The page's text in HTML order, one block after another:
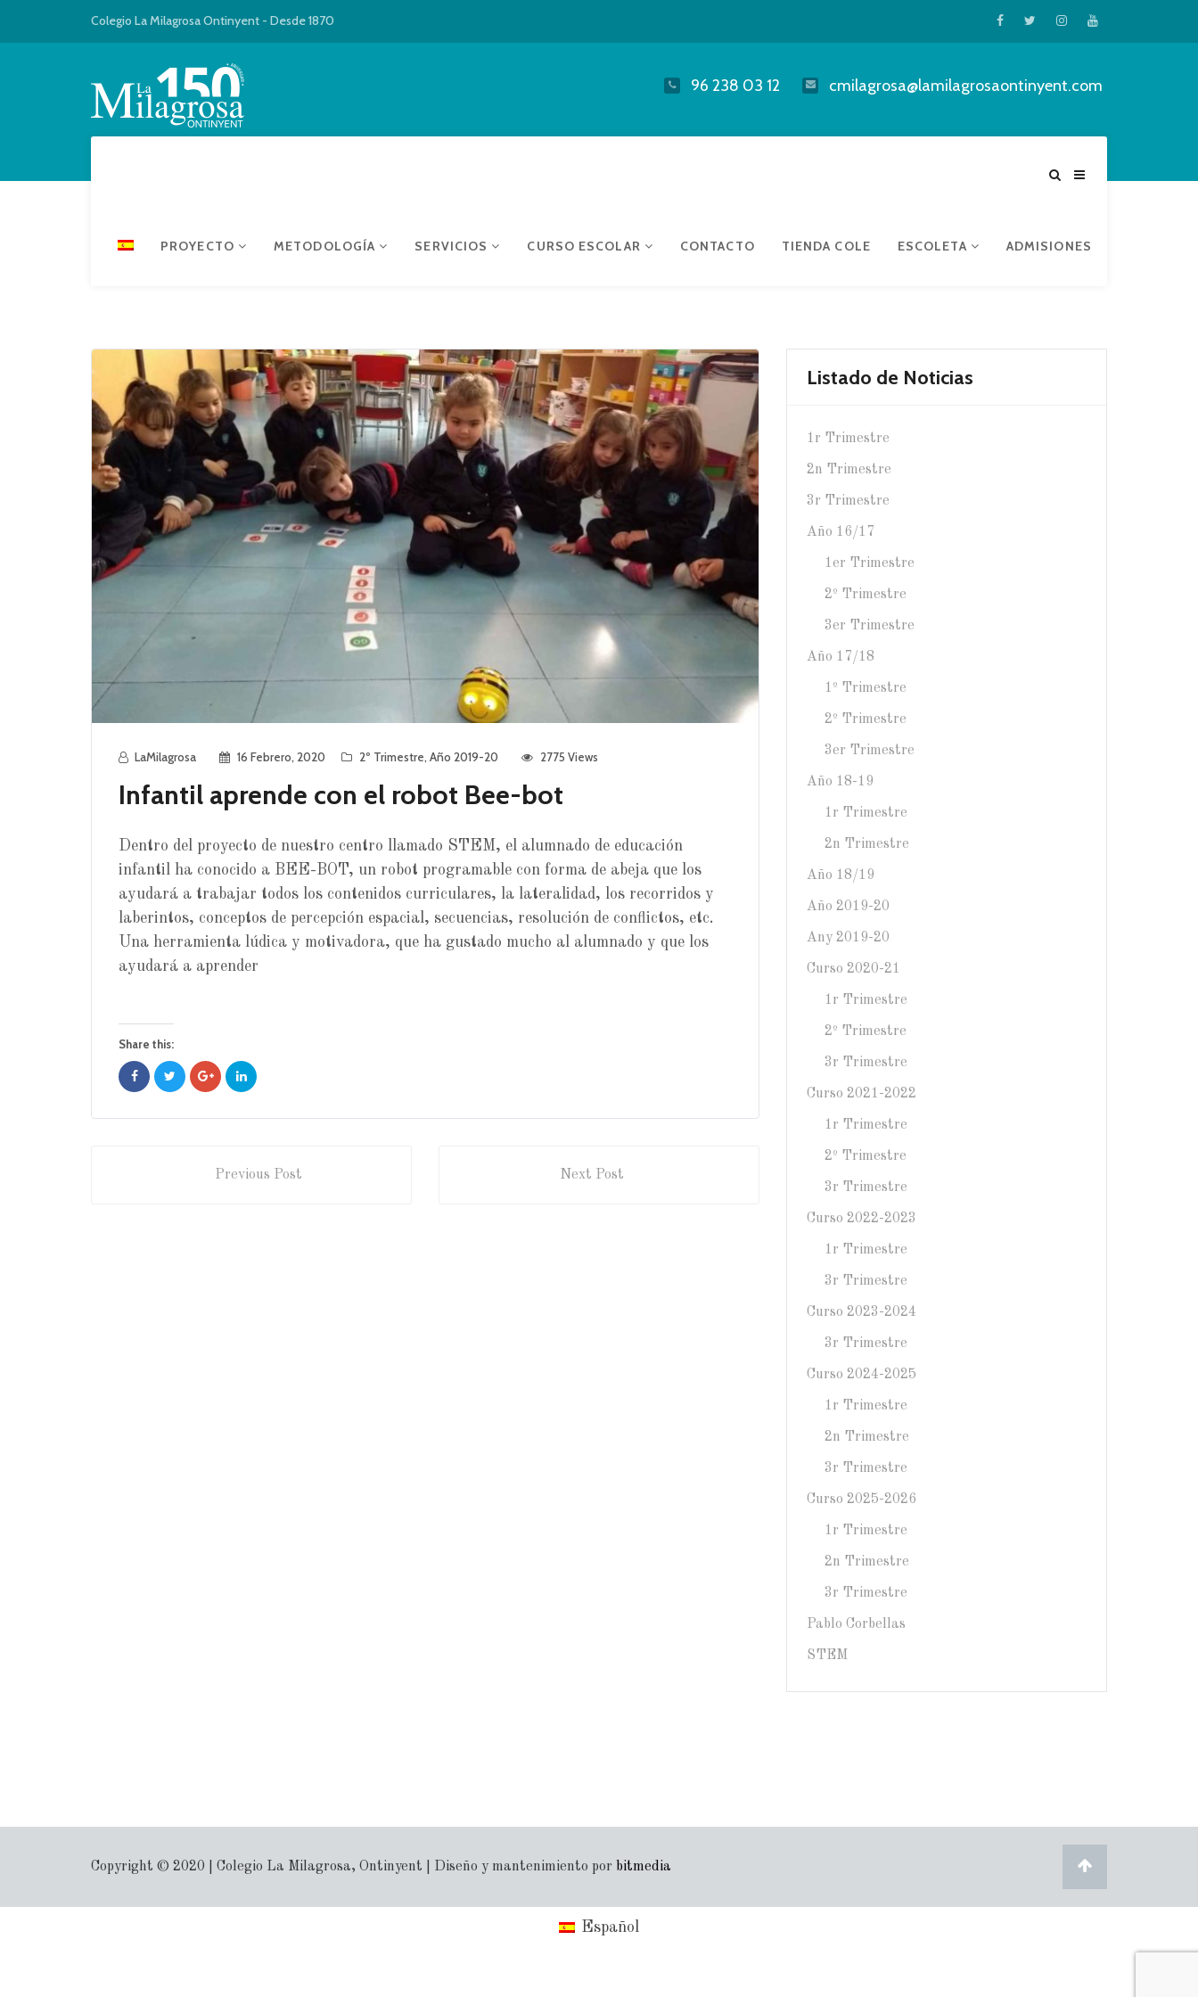
Colegio La Milagrosa Ontinyent - Desde 1870
96 238 03 12 cmilagrosa@lamilagrosaontinyent.com
PROYECTO METODOLOGÍA SERVICIOS CURSO ESCOLAR CONTACTO TIENDA COLE ESCOLETA ADMISIONES
LaMilagrosa 16 Febrero, 2020 2º Trimestre, Año 2019-20 2775 Views
Infantil aprende con el robot Bee-bot
Dentro del proyecto de nuestro centro llamado STEM, el alumnado de educación
infantil ha conocido a BEE-BOT, un robot programable con forma de abeja que los
ayudará a trabajar todos los contenidos curriculares, la lateralidad, los recorridos y
laberintos, conceptos de percepción espacial, secuencias, resolución de conflictos, etc.
Una herramienta lúdica y motivadora, que ha gustado mucho al alumnado y que los
ayudará a aprender
Share this:
Previous Post Next Post
Listado de Noticias
1r Trimestre
2n Trimestre
3r Trimestre
Año 16/17
1er Trimestre
2º Trimestre
3er Trimestre
Año 17/18
1º Trimestre
2º Trimestre
3er Trimestre
Año 18-19
1r Trimestre
2n Trimestre
Año 18/19
Año 2019-20
Any 2019-20
Curso 2020-21
1r Trimestre
2º Trimestre
3r Trimestre
Curso 2021-2022
1r Trimestre
2º Trimestre
3r Trimestre
Curso 2022-2023
1r Trimestre
3r Trimestre
Curso 2023-2024
3r Trimestre
Curso 2024-2025
1r Trimestre
2n Trimestre
3r Trimestre
Curso 2025-2026
1r Trimestre
2n Trimestre
3r Trimestre
Pablo Corbellas
STEM
Copyright © 2020 | Colegio La Milagrosa, Ontinyent | Diseño y mantenimiento por bitmedia
Español